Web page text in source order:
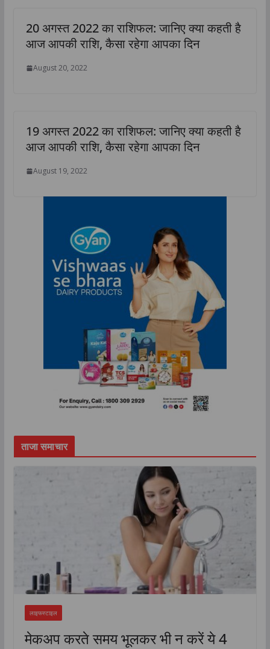
20 अगस्त 2022 का राशिफल: जानिए क्या कहती है
आज आपकी राशि, कैसा रहेगा आपका दिन
August 20, 2022
19 अगस्त 2022 का राशिफल: जानिए क्या कहती है
आज आपकी राशि, कैसा रहेगा आपका दिन
August 19, 2022
ताजा समाचार
लाइफस्टाइल
मेकअप करते समय भूलकर भी न करें ये 4